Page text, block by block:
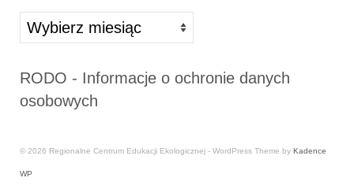
Archiwa
RODO - Informacje o ochronie danych
osobowych
© 2026 Regionalne Centrum Edukacji Ekologicznej - WordPress Theme by Kadence
WP